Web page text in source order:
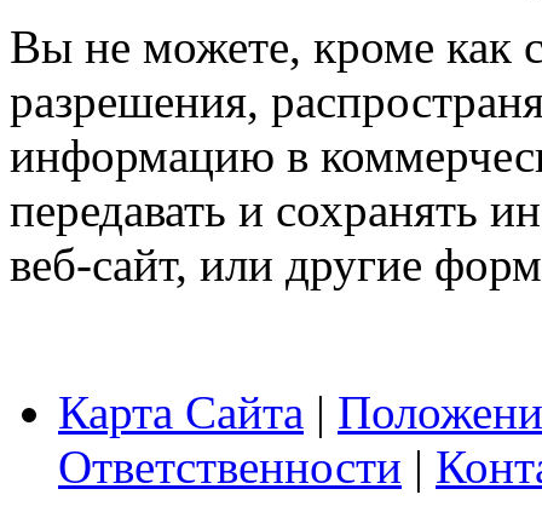
Вы не можете, кроме как
разрешения,
информацию в
передавать и сохранять
веб-сайт, или другие
Карта Сайта |
Ответственности |